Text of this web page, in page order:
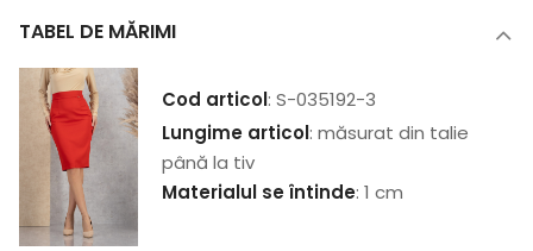
TABEL DE MĂRIMI
Cod articol: S-035192-3
Lungime articol: măsurat din talie
până la tiv
Materialul se întinde: 1 cm